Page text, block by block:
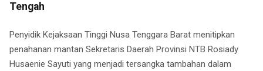
Tengah
Penyidik Kejaksaan Tinggi Nusa Tenggara Barat menitipkan
penahanan mantan Sekretaris Daerah Provinsi NTB Rosiady
Husaenie Sayuti yang menjadi tersangka tambahan dalam